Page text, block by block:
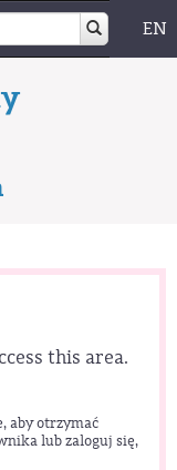
EN
this area.
aby otrzymać
lub zaloguj się,